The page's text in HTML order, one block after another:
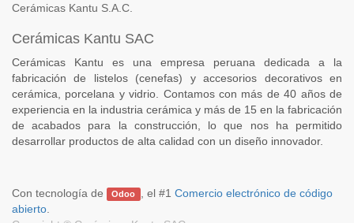
Cerámicas Kantu S.A.C.
Cerámicas Kantu SAC
Cerámicas Kantu es una empresa peruana dedicada a la
fabricación de listelos (cenefas) y accesorios decorativos en
cerámica, porcelana y vidrio. Contamos con más de 40 años de
experiencia en la industria cerámica y más de 15 en la fabricación
de acabados para la construcción, lo que nos ha permitido
desarrollar productos de alta calidad con un diseño innovador.
Con tecnología de Odoo , el #1 Comercio electrónico de código
abierto